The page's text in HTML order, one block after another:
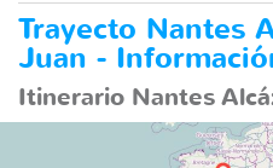
Trayecto Nantes
Juan -
Itinerario Nantes